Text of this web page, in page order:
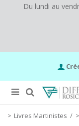
Du lundi au
Livres Martinistes /